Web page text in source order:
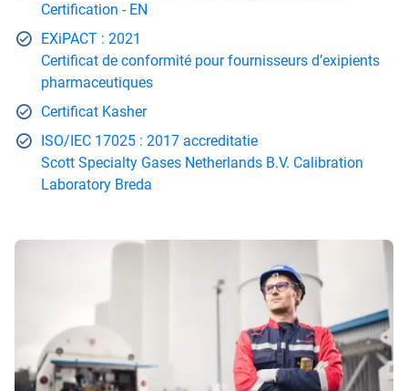
Certification - EN
EXiPACT : 2021
Certificat de conformité pour fournisseurs d’exipients
pharmaceutiques
Certificat Kasher
ISO/IEC 17025 : 2017 accreditatie
Scott Specialty Gases Netherlands B.V. Calibration
Laboratory Breda